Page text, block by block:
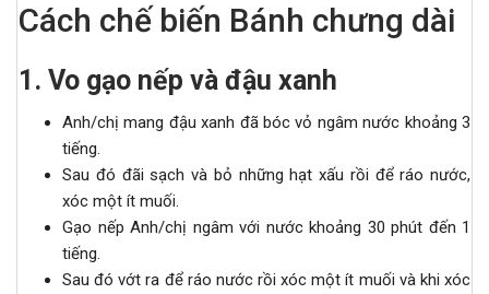
Cách chế biến Bánh chưng dài
1. Vo gạo nếp và đậu xanh
Anh/chị mang đậu xanh đã bóc vỏ ngâm nước khoảng 3
tiếng.
Sau đó đãi sạch và bỏ những hạt xấu rồi để ráo nước,
xóc một ít muối.
Gạo nếp Anh/chị ngâm với nước khoảng 30 phút đến 1
tiếng.
Sau đó vớt ra để ráo nước rồi xóc một ít muối và khi xóc